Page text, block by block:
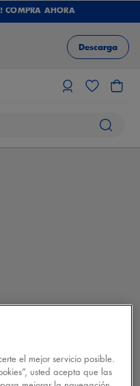
COMPRA AHORA
Descarga
el mejor servicio posible.
usted acepta que las